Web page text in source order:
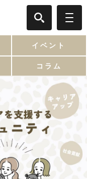
イベント
コラム